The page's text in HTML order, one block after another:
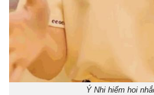
Ý Nhi hiếm hoi